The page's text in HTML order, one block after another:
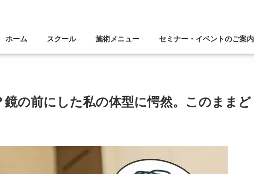
ホーム スクール 施術メニュー セミナー・イベントのご案内
鏡の前にした私の体型に愕然。このままど